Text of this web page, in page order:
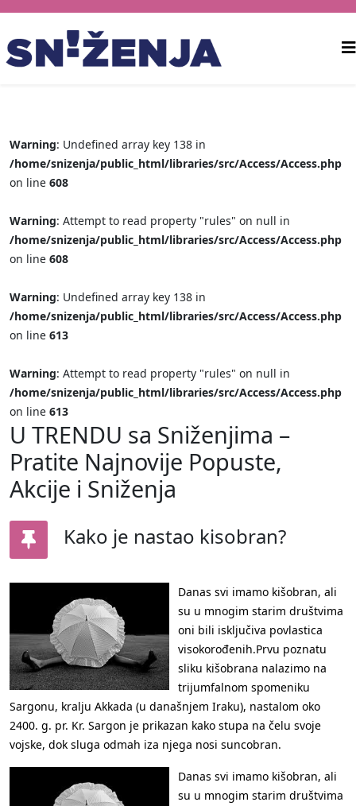
Warning: Undefined array key 138 in
/home/snizenja/public_html/libraries/src/Access/Access.php
on line 608
Warning: Attempt to read property "rules" on null in
/home/snizenja/public_html/libraries/src/Access/Access.php
on line 608
Warning: Undefined array key 138 in
/home/snizenja/public_html/libraries/src/Access/Access.php
on line 613
Warning: Attempt to read property "rules" on null in
/home/snizenja/public_html/libraries/src/Access/Access.php
on line 613
U TRENDU sa Sniženjima –
Pratite Najnovije Popuste,
Akcije i Sniženja
Kako je nastao kisobran?
Danas svi imamo kišobran, ali
su u mnogim starim društvima
oni bili isključiva povlastica
visokorođenih.Prvu poznatu
sliku kišobrana nalazimo na
trijumfalnom spomeniku
Sargonu, kralju Akkada (u današnjem Iraku), nastalom oko
2400. g. pr. Kr. Sargon je prikazan kako stupa na čelu svoje
vojske, dok sluga odmah iza njega nosi suncobran.
Danas svi imamo kišobran, ali
su u mnogim starim društvima